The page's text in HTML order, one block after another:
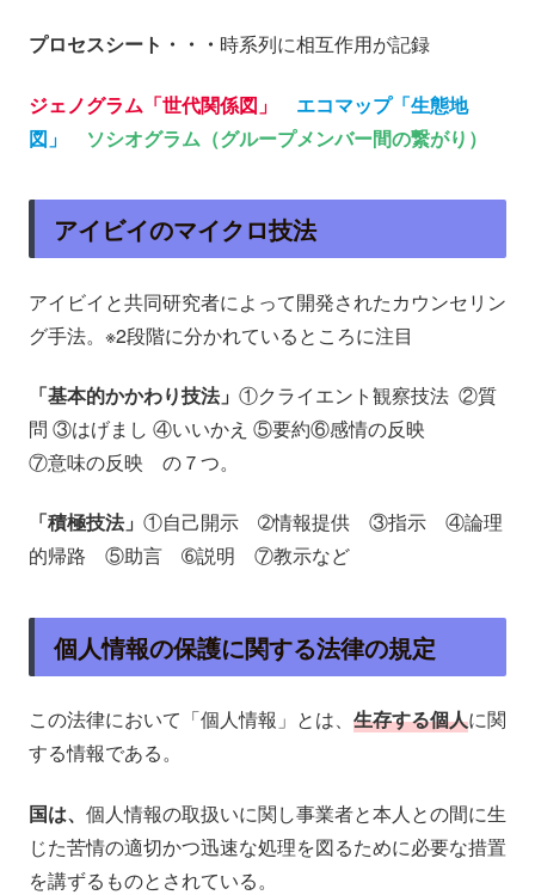
プロセスシート・・・ 時系列に相互作用が記録
ジェノグラム「世代関係図」
エコマップ「生態地
図」
ソシオグラム（グループメンバー間の繋がり）
アイビイのマイクロ技法
アイビイと共同研究者によって開発されたカウンセリン
グ手法。※2段階に分かれているところに注目
「基本的かかわり技法」 ①クライエント観察技法 ②質
問 ③はげまし ④いいかえ ⑤要約⑥感情の反映
⑦意味の反映 の７つ。
「積極技法」 ①自己開示 ➁情報提供 ③指示 ④論理
的帰路 ⑤助言 ➅説明 ⑦教示など
個人情報の保護に関する法律の規定
この法律において「個人情報」とは、 生存する個人に関
する情報である。
国は、 個人情報の取扱いに関し事業者と本人との間に生
じた苦情の適切かつ迅速な処理を図るために必要な措置
を講ずるものとされている。